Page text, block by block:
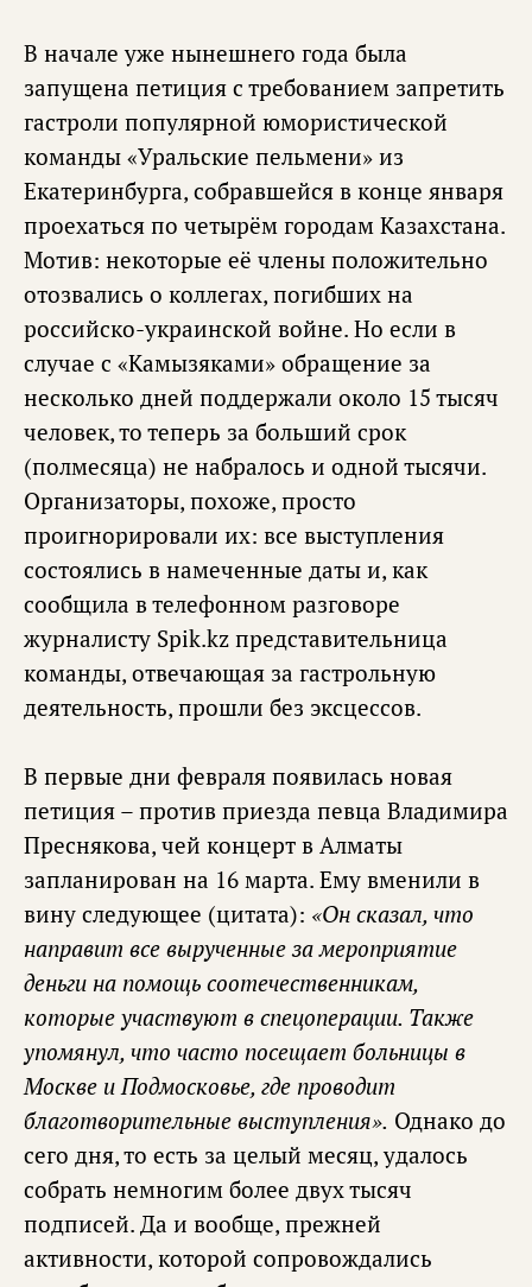
В начале уже нынешнего года была
запущена петиция с требованием запретить
гастроли популярной юмористической
команды «Уральские пельмени» из
Екатеринбурга, собравшейся в конце января
проехаться по четырём городам Казахстана.
Мотив: некоторые её члены положительно
отозвались о коллегах, погибших на
российско-украинской войне. Но если в
случае с «Камызяками» обращение за
несколько дней поддержали около 15 тысяч
человек, то теперь за больший срок
(полмесяца) не набралось и одной тысячи.
Организаторы, похоже, просто
проигнорировали их: все выступления
состоялись в намеченные даты и, как
сообщила в телефонном разговоре
журналисту Spik.kz представительница
команды, отвечающая за гастрольную
деятельность, прошли без эксцессов.
В первые дни февраля появилась новая
петиция – против приезда певца Владимира
Преснякова, чей концерт в Алматы
запланирован на 16 марта. Ему вменили в
вину следующее (цитата): «Он сказал, что
направит все вырученные за мероприятие
деньги на помощь соотечественникам,
которые участвуют в спецоперации. Также
упомянул, что часто посещает больницы в
Москве и Подмосковье, где проводит
благотворительные выступления». Однако до
сего дня, то есть за целый месяц, удалось
собрать немногим более двух тысяч
подписей. Да и вообще, прежней
активности, которой сопровождались